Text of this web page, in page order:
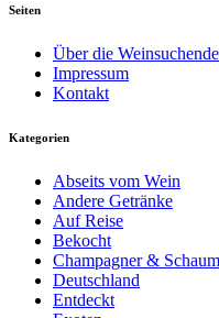
Seiten
Über die
Impressum
Kontakt
Kategorien
Abseits vom Wein
Andere Getränke
Auf Reise
Bekocht
Champagner &
Deutschland
Entdeckt